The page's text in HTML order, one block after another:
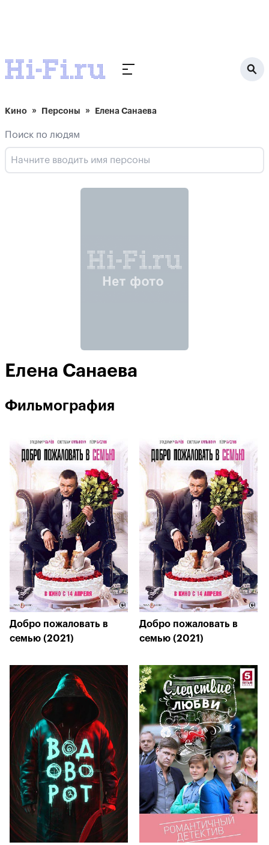
Кино Персоны Елена Санаева
Поиск по людям
Елена Санаева
Фильмография
Добро пожаловать в
семью (2021)
Добро пожаловать в
семью (2021)